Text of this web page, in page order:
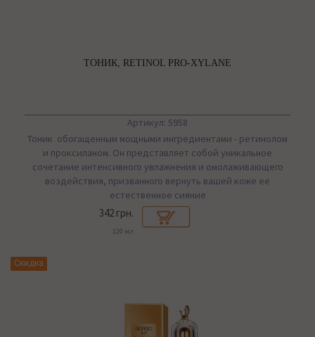
ТОНИК, RETINOL PRO-XYLANE
Артикул: 5958
Тоник обогащенным мощными ингредиентами - ретинолом
и проксиланом. Он представляет собой уникальное
сочетание интенсивного увлажнения и омолаживающего
воздействия, призванного вернуть вашей коже ее
естественное сияние
342 грн.
120 мл
Скидка